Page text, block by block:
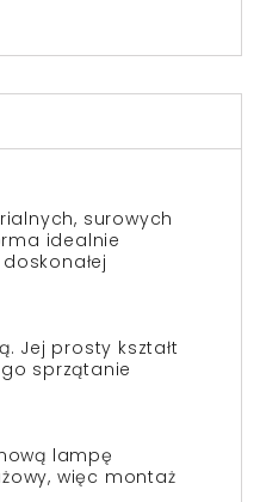
surowych
idealnie
Jej prosty kształt
sprzątanie
lampę
więc montaż